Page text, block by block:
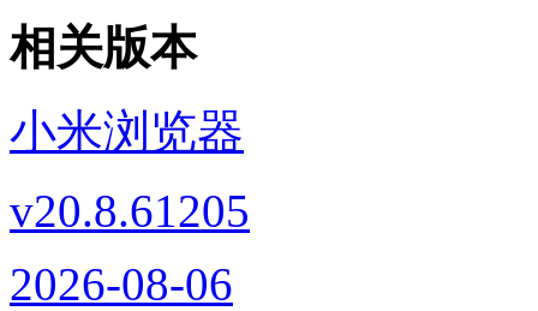
相关版本
小米浏览器
v20.8.61205
2026-08-06